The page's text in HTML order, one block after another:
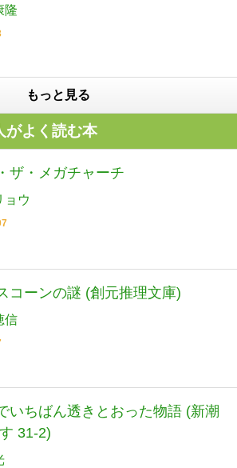
隆
もっと見る
がよく読む本
ザ・メガチャーチ
ョウ
コーンの謎 (創元推理文庫)
信
いちばん透きとおった物語 (新潮
31-2)